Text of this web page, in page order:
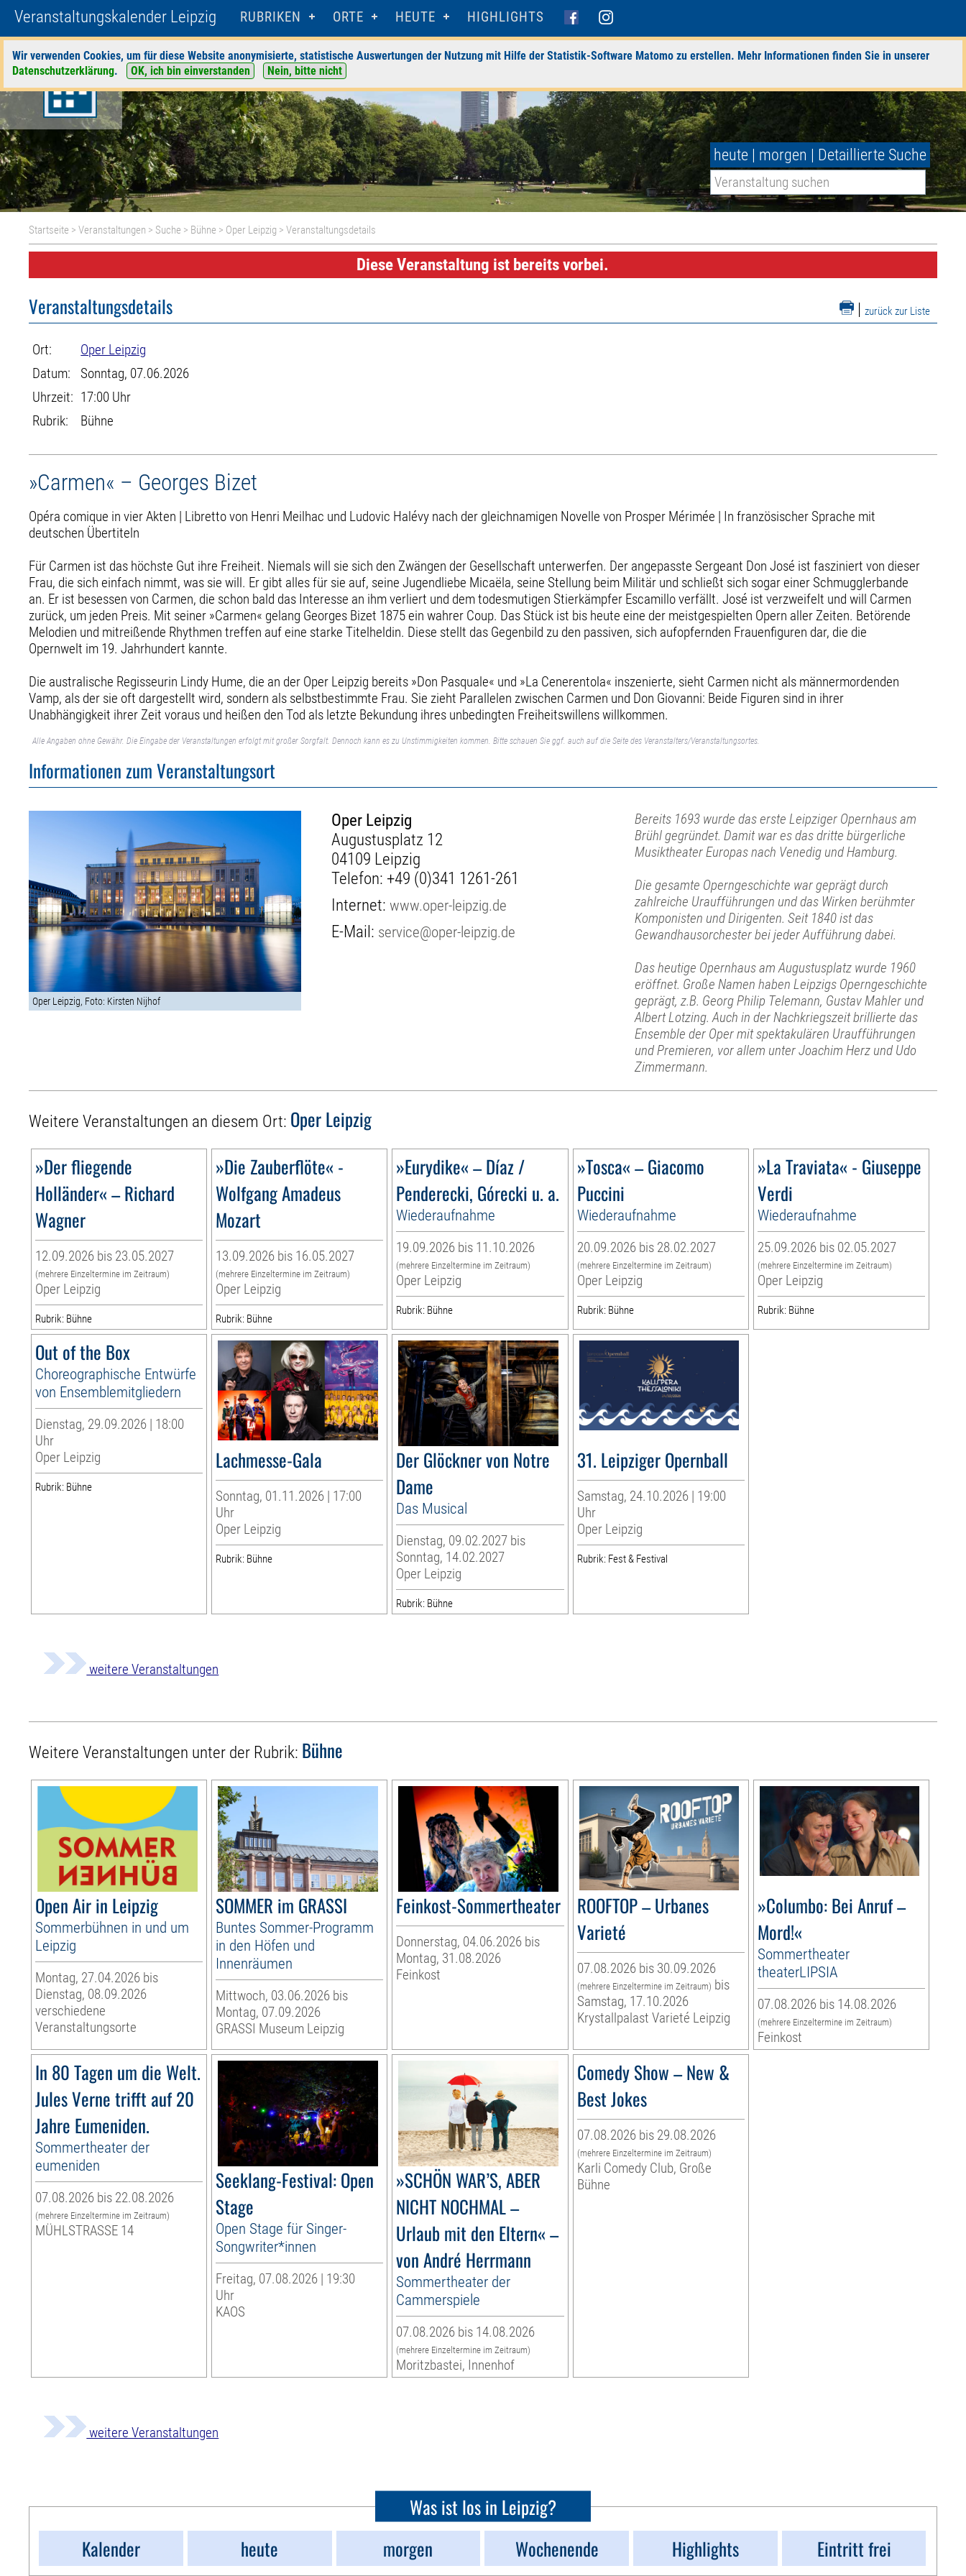
Veranstaltungskalender Leipzig RUBRIKEN ORTE HEUTE HIGHLIGHTS
Wir verwenden Cookies, um für diese Website anonymisierte, statistische Auswertungen der Nutzung mit Hilfe der Statistik-Software Matomo zu erstellen. Mehr Informationen finden Sie in unserer
Datenschutzerklärung. OK, ich bin einverstanden Nein, bitte nicht
heute | morgen | Detaillierte Suche
Startseite >Veranstaltungen > Suche > Bühne > Oper Leipzig > Veranstaltungsdetails
Diese Veranstaltung ist bereits vorbei.
| zurück zur Liste
Veranstaltungsdetails
Ort:
Oper Leipzig
Datum:
Sonntag, 07.06.2026
Uhrzeit: 17:00 Uhr
Rubrik:
Bühne
»Carmen« – Georges Bizet
Opéra comique in vier Akten | Libretto von Henri Meilhac und Ludovic Halévy nach der gleichnamigen Novelle von Prosper Mérimée | In französischer Sprache mit
deutschen Übertiteln
Für Carmen ist das höchste Gut ihre Freiheit. ­Niemals will sie sich den Zwängen der Gesellschaft unter­werfen. Der angepasste Sergeant Don José ist fasziniert von dieser
Frau, die sich einfach nimmt, was sie will. Er gibt alles für sie auf, seine Jugendliebe Micaëla, seine Stellung beim Militär und schließt sich sogar einer Schmugglerbande
an. Er ist besessen von Carmen, die schon bald das Interesse an ihm verliert und dem ­todesmutigen Stierkämpfer Escamillo verfällt. José ist verzweifelt und will Carmen
zurück, um jeden Preis. Mit seiner »Carmen« gelang Georges Bizet 1875 ein wahrer Coup. Das Stück ist bis heute eine der meist­gespielten Opern aller Zeiten. Betörende
Melodien und mitreißende Rhythmen treffen auf eine starke Titel­heldin. Diese stellt das Gegenbild zu den passiven, sich aufopfernden Frauenfiguren dar, die die
Opernwelt im 19. Jahrhundert kannte.
Die australische Regisseurin Lindy Hume, die an der Oper Leipzig bereits »Don Pasquale« und »La ­Cenerentola« inszenierte, sieht Carmen nicht als männermordenden
Vamp, als der sie oft dargestellt wird, sondern als selbstbestimmte Frau. Sie zieht ­Parallelen zwischen Carmen und Don Giovanni: Beide ­Figuren sind in ihrer
Unabhängigkeit ihrer Zeit vor­aus und heißen den Tod als letzte Bekundung ihres unbedingten Freiheitswillens willkommen.
Alle Angaben ohne Gewähr. Die Eingabe der Veranstaltungen erfolgt mit großer Sorgfalt. Dennoch kann es zu Unstimmigkeiten kommen. Bitte schauen Sie ggf. auch auf die Seite des Veranstalters/Veranstaltungsortes.
Informationen zum Veranstaltungsort
Oper Leipzig, Foto: Kirsten Nijhof
Oper Leipzig
Augustusplatz 12
04109 Leipzig
Telefon: +49 (0)341 1261-261
Internet:www.oper-leipzig.de
E-Mail: service@oper-leipzig.de
Bereits 1693 wurde das erste Leipziger Opernhaus am
Brühl gegründet. Damit war es das dritte bürgerliche
Musiktheater Europas nach Venedig und Hamburg.
Die gesamte Operngeschichte war geprägt durch
zahlreiche Uraufführungen und das Wirken berühmter
Komponisten und Dirigenten. Seit 1840 ist das
Gewandhausorchester bei jeder Aufführung dabei.
Das heutige Opernhaus am Augustusplatz wurde 1960
eröffnet. Große Namen haben Leipzigs Operngeschichte
geprägt, z.B. Georg Philip Telemann, Gustav Mahler und
Albert Lotzing. Auch in der Nachkriegszeit brillierte das
Ensemble der Oper mit spektakulären Uraufführungen
und Premieren, vor allem unter Joachim Herz und Udo
Zimmermann.
Weitere Veranstaltungen an diesem Ort: Oper Leipzig
»Der fliegende
Holländer« – Richard
Wagner
12.09.2026 bis 23.05.2027
(mehrere Einzeltermine im Zeitraum)
Oper Leipzig
Rubrik: Bühne
»Die Zauberflöte« -
Wolfgang Amadeus
Mozart
13.09.2026 bis 16.05.2027
(mehrere Einzeltermine im Zeitraum)
Oper Leipzig
Rubrik: Bühne
»Eurydike« – Díaz /
Penderecki, Górecki u. a.
Wiederaufnahme
19.09.2026 bis 11.10.2026
(mehrere Einzeltermine im Zeitraum)
Oper Leipzig
Rubrik: Bühne
»Tosca« – Giacomo
Puccini
Wiederaufnahme
20.09.2026 bis 28.02.2027
(mehrere Einzeltermine im Zeitraum)
Oper Leipzig
Rubrik: Bühne
»La Traviata« - Giuseppe
Verdi
Wiederaufnahme
25.09.2026 bis 02.05.2027
(mehrere Einzeltermine im Zeitraum)
Oper Leipzig
Rubrik: Bühne
Out of the Box
Choreographische Entwürfe
von Ensemblemitgliedern
Dienstag, 29.09.2026 | 18:00
Uhr
Oper Leipzig
Rubrik: Bühne
Lachmesse-Gala
Sonntag, 01.11.2026 | 17:00
Uhr
Oper Leipzig
Rubrik: Bühne
Der Glöckner von Notre
Dame
Das Musical
Dienstag, 09.02.2027 bis
Sonntag, 14.02.2027
Oper Leipzig
Rubrik: Bühne
31. Leipziger Opernball
Samstag, 24.10.2026 | 19:00
Uhr
Oper Leipzig
Rubrik: Fest & Festival
weitere Veranstaltungen
Weitere Veranstaltungen unter der Rubrik: Bühne
Open Air in Leipzig
Sommerbühnen in und um
Leipzig
Montag, 27.04.2026 bis
Dienstag, 08.09.2026
verschiedene
Veranstaltungsorte
SOMMER im GRASSI
Buntes Sommer-Programm
in den Höfen und
Innenräumen
Mittwoch, 03.06.2026 bis
Montag, 07.09.2026
GRASSI Museum Leipzig
Feinkost-Sommertheater
Donnerstag, 04.06.2026 bis
Montag, 31.08.2026
Feinkost
ROOFTOP – Urbanes
Varieté
07.08.2026 bis 30.09.2026
(mehrere Einzeltermine im Zeitraum) bis
Samstag, 17.10.2026
Krystallpalast Varieté Leipzig
»Columbo: Bei Anruf –
Mord!«
Sommertheater
theaterLIPSIA
07.08.2026 bis 14.08.2026
(mehrere Einzeltermine im Zeitraum)
Feinkost
In 80 Tagen um die Welt.
Jules Verne trifft auf 20
Jahre Eumeniden.
Sommertheater der
eumeniden
07.08.2026 bis 22.08.2026
(mehrere Einzeltermine im Zeitraum)
MÜHLSTRASSE 14
Seeklang-Festival: Open
Stage
Open Stage für Singer-
Songwriter*innen
Freitag, 07.08.2026 | 19:30
Uhr
KAOS
»SCHÖN WAR’S, ABER
NICHT NOCHMAL –
Urlaub mit den Eltern« –
von André Herrmann
Sommertheater der
Cammerspiele
07.08.2026 bis 14.08.2026
(mehrere Einzeltermine im Zeitraum)
Moritzbastei, Innenhof
Comedy Show – New &
Best Jokes
07.08.2026 bis 29.08.2026
(mehrere Einzeltermine im Zeitraum)
Karli Comedy Club, Große
Bühne
weitere Veranstaltungen
Was ist los in Leipzig?
Kalender
heute morgen Wochenende Highlights Eintritt frei